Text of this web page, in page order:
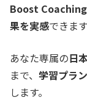
Boost Coaching
果を実感できます
あなた専属の日
まで、 学習プラ
します。